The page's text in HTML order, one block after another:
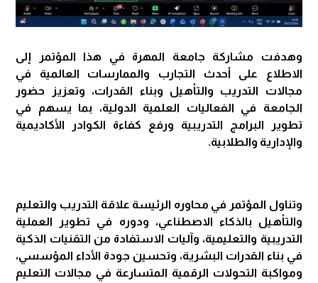
وهدفت مشاركة جامعة المهرة في هذا المؤتمر إلى
الاطلاع على أحدث التجارب والممارسات العالمية في
مجالات التدريب والتأهيل وبناء القدرات، وتعزيز حضور
الجامعة في الفعاليات العلمية الدولية، بما يسهم في
تطوير البرامج التدريبية ورفع كفاءة الكوادر الأكاديمية
والإدارية والطلابية.
وتناول المؤتمر في محاوره الرئيسة علاقة التدريب والتعليم
والتأهيل بالذكاء الاصطناعي، ودوره في تطوير العملية
التدريبية والتعليمية، وآليات الاستفادة من التقنيات الذكية
في بناء القدرات البشرية، وتحسين جودة الأداء المؤسسي،
ومواكبة التحولات الرقمية المتسارعة في مجالات التعليم